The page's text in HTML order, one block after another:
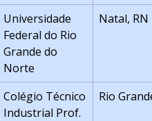
Universidade
Federal do Rio
Grande do
Norte
Natal, RN
Colégio Técnico
Industrial Prof.
Rio